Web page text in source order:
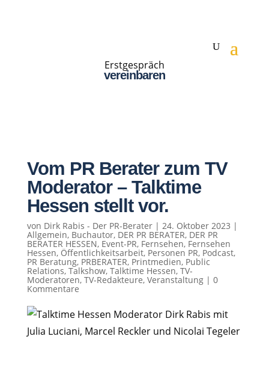
Erstgespräch
vereinbaren
Vom PR Berater zum TV
Moderator – Talktime
Hessen stellt vor.
von Dirk Rabis - Der PR-Berater| 24. Oktober 2023 |
Allgemein, Buchautor, DER PR BERATER, DER PR
BERATER HESSEN, Event-PR, Fernsehen, Fernsehen
Hessen, Öffentlichkeitsarbeit, Personen PR, Podcast,
PR Beratung, PRBERATER, Printmedien, Public
Relations, Talkshow, Talktime Hessen, TV-
Moderatoren, TV-Redakteure, Veranstaltung| 0
Kommentare